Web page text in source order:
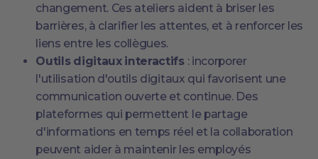
changement. Ces ateliers aident à briser les
barrières, à clarifier les attentes, et à renforcer les
liens entre les collègues.
Outils digitaux interactifs: incorporer
l'utilisation d'outils digitaux qui favorisent une
communication ouverte et continue. Des
plateformes qui permettent le partage
d'informations en temps réel et la collaboration
peuvent aider à maintenir les employés